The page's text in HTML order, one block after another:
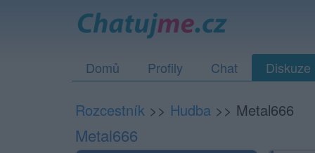
Domů Profily Chat Diskuze
Rozcestník >> Hudba >> Metal666
Metal666